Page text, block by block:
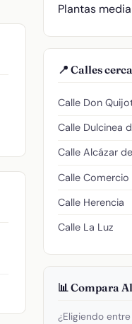
Plantas media
📍 Calles
Calle Don
Calle Dulcinea
Calle Alcázar
Calle Comercio
Calle Herencia
Calle La Luz
📊 Compara
¿Eligiendo